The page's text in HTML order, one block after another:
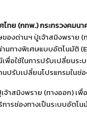
ไทย (กทพ.) กระทรวงคมน
องด่านฯ ปู่เจ้าสมิงพราย
านทางพิเศษแบบอัตโนมั
อใช้ในการปรับเปลี่ยนระ
ปรับเปลี่ยนโปรแกรมในช่
าสมิงพราย (ทางออก) เพื่
ารช่องทางเป็นระบบอัตโ